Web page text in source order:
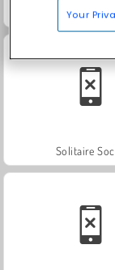
Masha and the
Solitaire
Your